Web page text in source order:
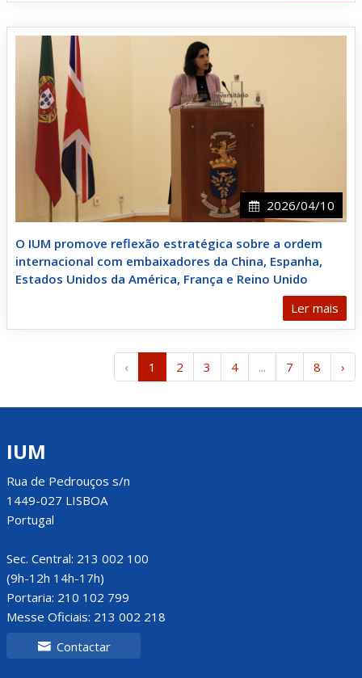
2026/04/10
O IUM promove reflexão estratégica sobre a ordem
internacional com embaixadores da China, Espanha,
Estados Unidos da América, França e Reino Unido
Ler mais
‹ 1 2 3 4 ... 7 8 ›
IUM
Rua de Pedrouços s/n
1449-027 LISBOA
Portugal
Sec. Central: 213 002 100
(9h-12h 14h-17h)
Portaria: 210 102 799
Messe Oficiais: 213 002 218
Contactar